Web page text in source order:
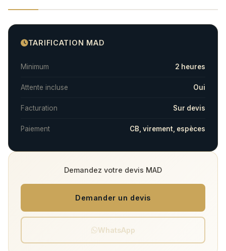
TARIFICATION MAD
Minimum 2 heures
Attente incluse Oui
Facturation Sur devis
Paiement CB, virement, espèces
Demandez votre devis MAD
Demander un devis
WhatsApp